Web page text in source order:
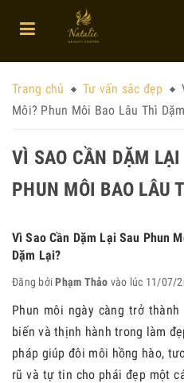
Trang chủ Tư vấn sắc đẹp
Môi? Phun Môi Bao Lâu Thì
VÌ SAO CẦN DẶM
PHUN MÔI BAO LÂU
Vì Sao Cần Dặm Lại Sau Phun
Dặm Lại?
Đăng bởiPhạm Thảo vào lúc 11/07/
Phun môi ngày càng trở
biến và thịnh hành trong làm
pháp giúp đôi môi hồng hào,
rũ và tự tin cho phái đẹp một